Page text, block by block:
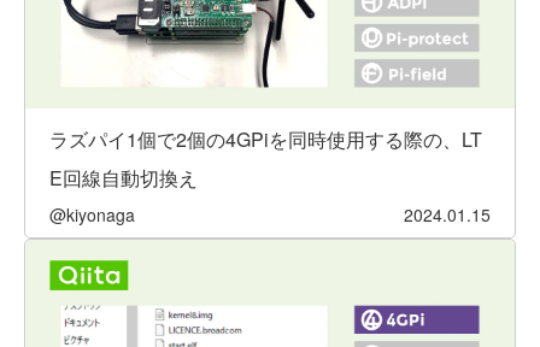
ラズパイ1個で2個の4GPiを同時使用する際の、LT
E回線自動切換え
@kiyonaga 2024.01.15